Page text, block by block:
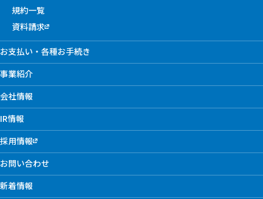
規約一覧
資料請求
お支払い・各種お手続き
事業紹介
会社情報
IR情報
採用情報
お問い合わせ
新着情報